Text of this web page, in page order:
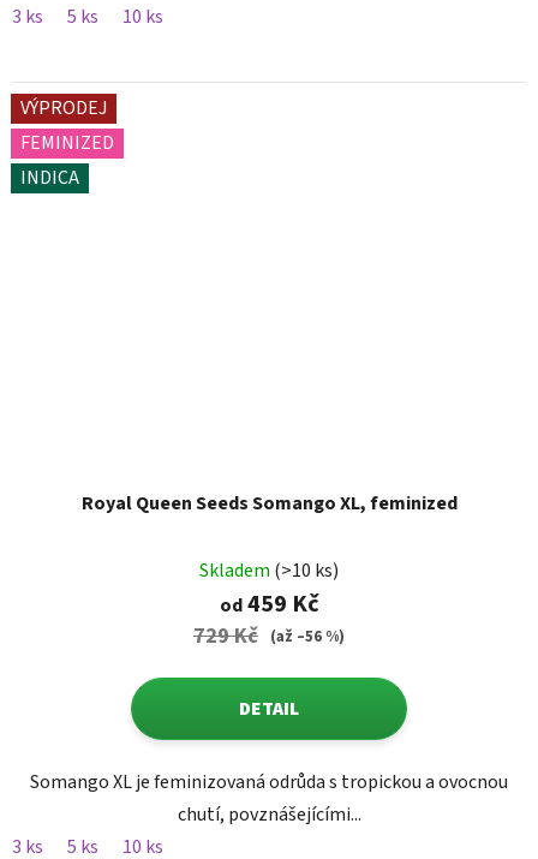
3 ks
5 ks 10 ks
VÝPRODEJ
FEMINIZED
INDICA
Royal Queen Seeds Somango XL, feminized
Skladem (>10 ks)
od459 Kč
729 Kč (až –56 %)
DETAIL
Somango XL je feminizovaná odrůda s tropickou a ovocnou
chutí, povznášejícími...
3 ks
5 ks 10 ks